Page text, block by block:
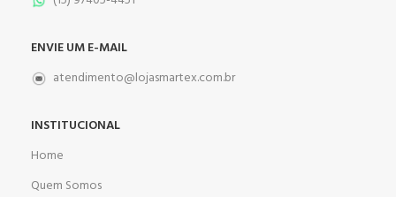
ENVIE UM E-MAIL
atendimento@lojasmartex.com.br
INSTITUCIONAL
Home
Quem Somos